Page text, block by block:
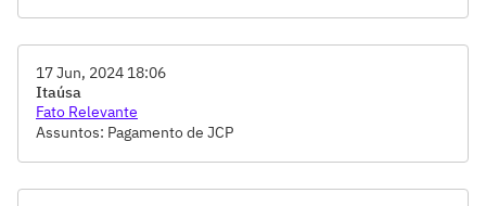
17 Jun, 2024 18:06
Itaúsa
Fato Relevante
Assuntos: Pagamento de JCP